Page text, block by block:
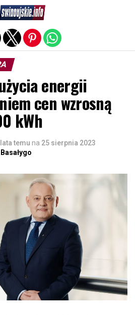
energii
cen wzrosną
kWh
temu na 25 sierpnia 2023
mobile version